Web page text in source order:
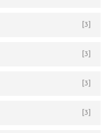
[3]
[3]
[3]
[3]